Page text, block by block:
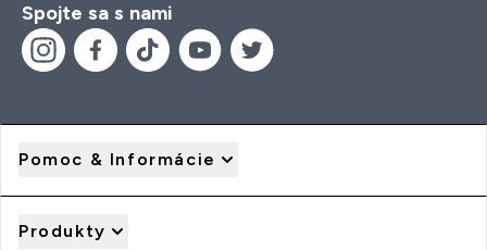
Spojte sa s nami
Pomoc & Informácie
Produkty